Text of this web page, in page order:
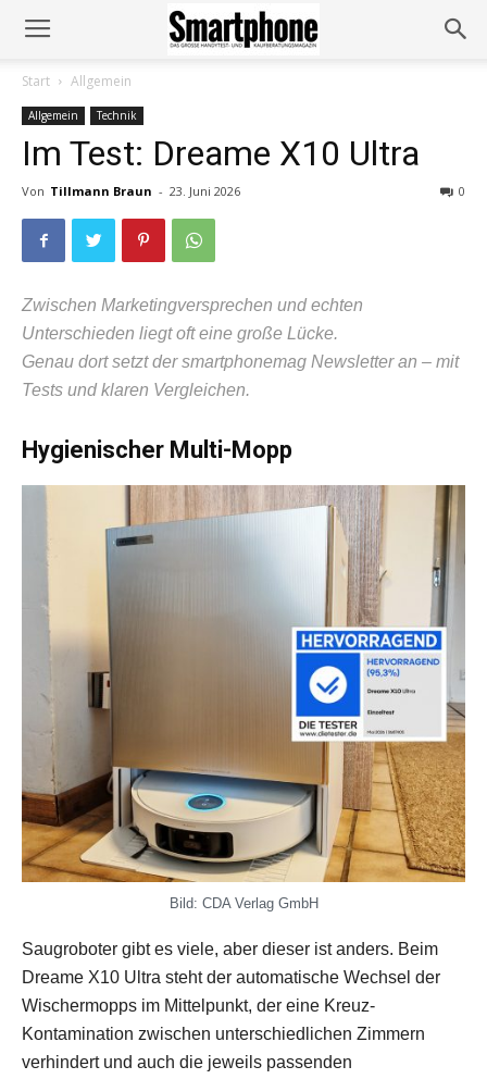
Start Allgemein
Allgemein Technik
Im Test: Dreame X10 Ultra
Von Tillmann Braun - 23. Juni 2026 0
Zwischen Marketingversprechen und echten
Unterschieden liegt oft eine große Lücke.
Genau dort setzt der smartphonemag Newsletter an – mit
Tests und klaren Vergleichen.
Hygienischer Multi-Mopp
Bild: CDA Verlag GmbH
Saugroboter gibt es viele, aber dieser ist anders. Beim
Dreame X10 Ultra steht der automatische Wechsel der
Wischermopps im Mittelpunkt, der eine Kreuz-
Kontamination zwischen unterschiedlichen Zimmern
verhindert und auch die jeweils passenden